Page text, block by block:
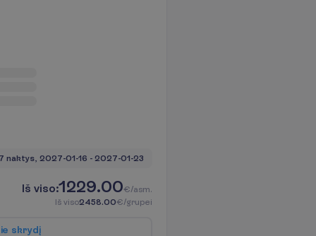
naktys, 2027-01-16 - 2027-01-23
Iš viso:1229.00€/asm.
Iš viso2458.00€/grupei
ie skrydį